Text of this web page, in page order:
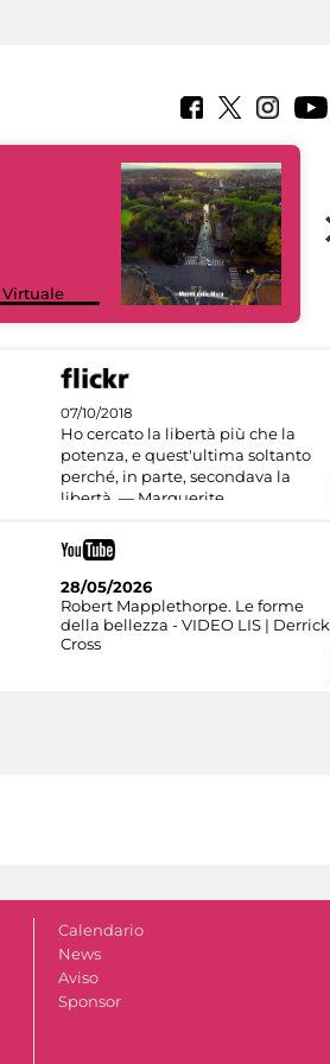
Virtuale
07/10/2018
Ho cercato la libertà più che la
potenza, e quest'ultima soltanto
perché, in parte, secondava la
libertà. — Marguerite
28/05/2026
Robert Mapplethorpe. Le forme
della bellezza - VIDEO LIS | Derrick
Cross
Calendario
News
Aviso
Sponsor